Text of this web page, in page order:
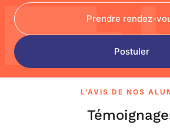
Prendre rendez-
Postuler
L’AVIS DE NOS